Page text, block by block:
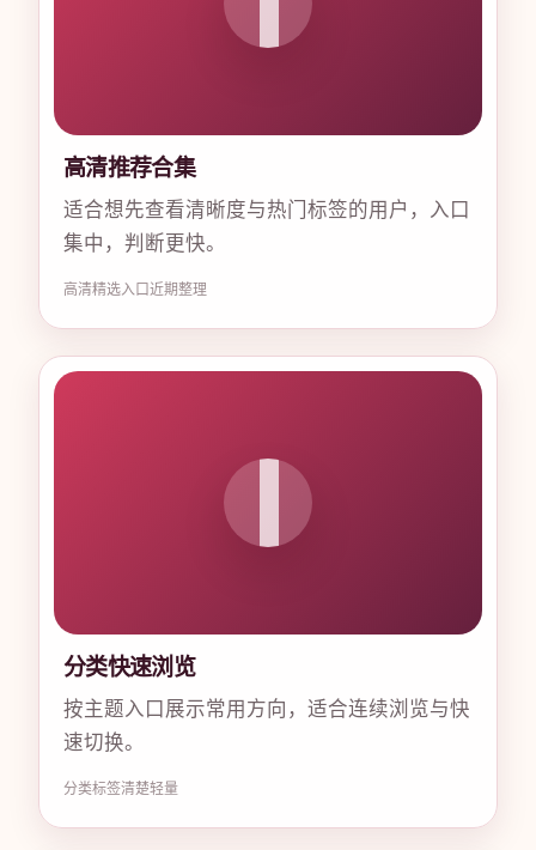
高清推荐合集
适合想先查看清晰度与热门标签的用户，入口
集中，判断更快。
高清精选入口近期整理
分类快速浏览
按主题入口展示常用方向，适合连续浏览与快
速切换。
分类标签清楚轻量